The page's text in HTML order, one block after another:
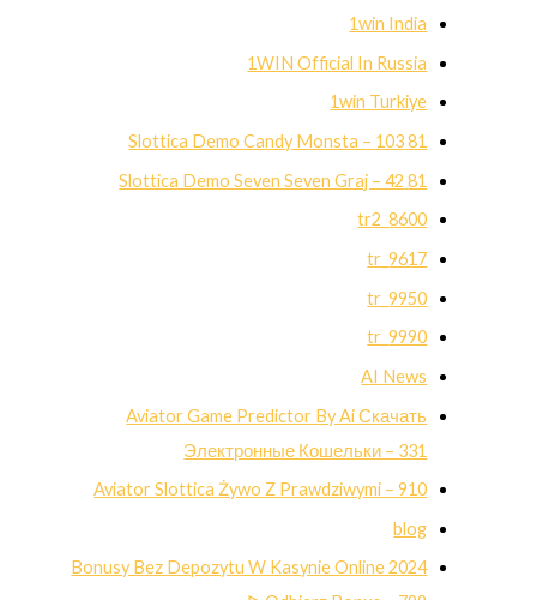
1win India
1WIN Official In Russia
1win Turkiye
81 Slottica Demo Candy Monsta – 103
81 Slottica Demo Seven Seven Graj – 42
8600_tr2
9617_tr
9950_tr
9990_tr
AI News
Aviator Game Predictor By Ai Скачать
Электронные Кошельки – 331
Aviator Slottica Żywo Z Prawdziwymi – 910
blog
Bonusy Bez Depozytu W Kasynie Online 2024